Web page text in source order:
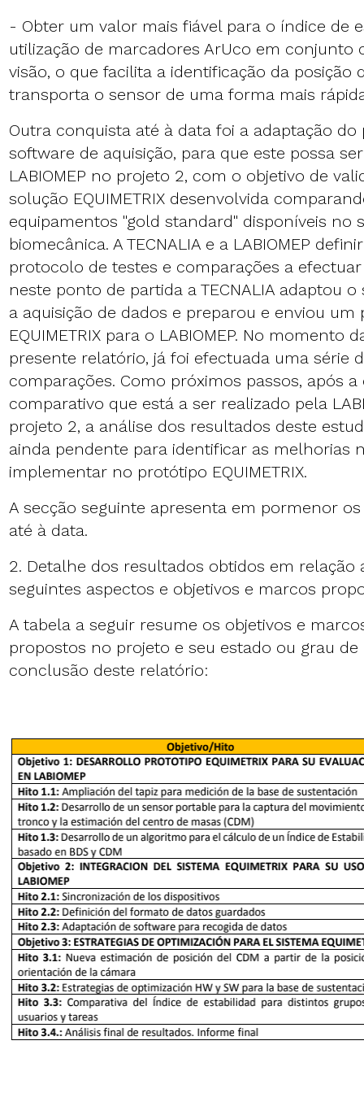
- Obter um valor mais fiável para o índice de
utilização de marcadores ArUco em conjunto
visão, o que facilita a identificação da posição
transporta o sensor de uma forma mais
Outra conquista até à data foi a adaptação
software de aquisição, para que este possa
LABIOMEP no projeto 2, com o objetivo de
solução EQUIMETRIX desenvolvida
equipamentos "gold standard" disponíveis no
biomecânica. A TECNALIA e a LABIOMEP
protocolo de testes e comparações a
neste ponto de partida a TECNALIA adaptou
a aquisição de dados e preparou e enviou um
EQUIMETRIX para o LABIOMEP. No momento
presente relatório, já foi efectuada uma série
comparações. Como próximos passos, após
comparativo que está a ser realizado pela
projeto 2, a análise dos resultados deste
ainda pendente para identificar as melhorias
implementar no protótipo EQUIMETRIX.
A secção seguinte apresenta em pormenor
até à data.
2. Detalhe dos resultados obtidos em relação
seguintes aspectos e objetivos e marcos
A tabela a seguir resume os objetivos e
propostos no projeto e seu estado ou grau de
conclusão deste relatório: